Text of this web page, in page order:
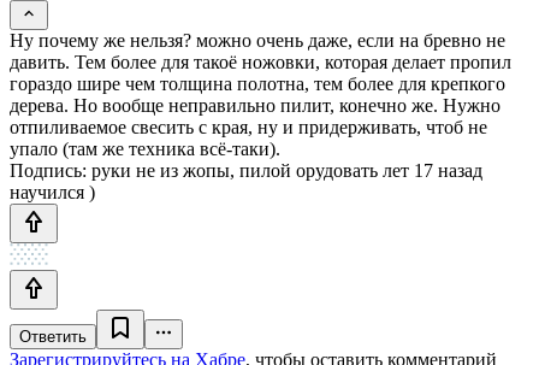
Ну почему же нельзя? можно очень даже, если на бревно не
давить. Тем более для такоё ножовки, которая делает пропил
гораздо шире чем толщина полотна, тем более для крепкого
дерева. Но вообще неправильно пилит, конечно же. Нужно
отпиливаемое свесить с края, ну и придерживать, чтоб не
упало (там же техника всё-таки).
Подпись: руки не из жопы, пилой орудовать лет 17 назад
научился )
Ответить
Зарегистрируйтесь на Хабре, чтобы оставить комментарий